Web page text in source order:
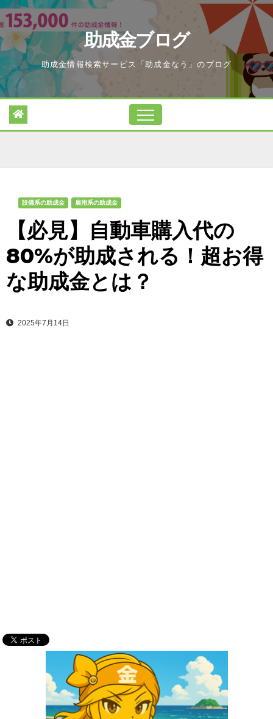
Skip
to
content
助成金ブログ
助成金情報検索サービス「助成金なう」のブログ
設備系の助成金 雇用系の助成金
【必見】自動車購入代の
80%が助成される！超お得
な助成金とは？
2025年7月14日